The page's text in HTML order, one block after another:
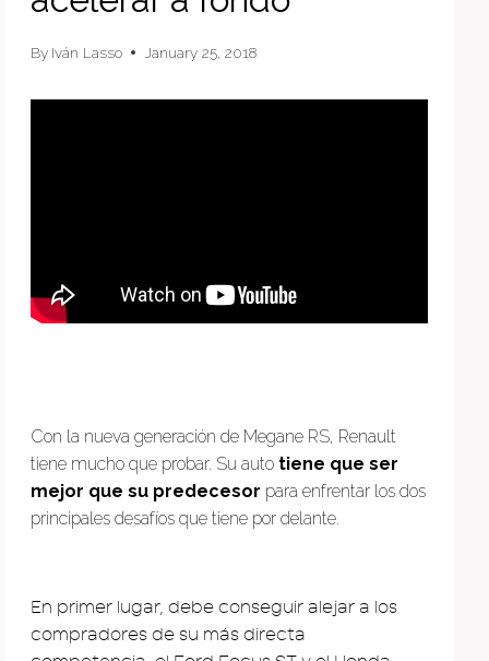
By Iván Lasso January 25, 2018
Con la nueva generación de Megane RS, Renault
tiene mucho que probar. Su auto tiene que ser
mejor que su predecesor para enfrentar los dos
principales desafíos que tiene por delante.
En primer lugar, debe conseguir alejar a los
compradores de su más directa